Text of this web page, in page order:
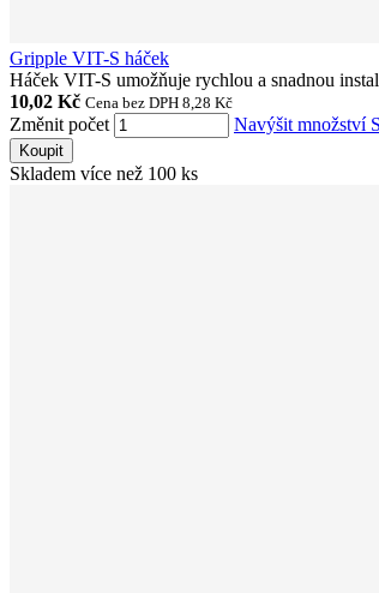
Gripple VIT-S háček
Háček VIT-S umožňuje rychlou a snadnou
10,02 Kč Cena bez DPH 8,28 Kč
Změnit počet Navýšit množství
Koupit
Skladem více než 100 ks